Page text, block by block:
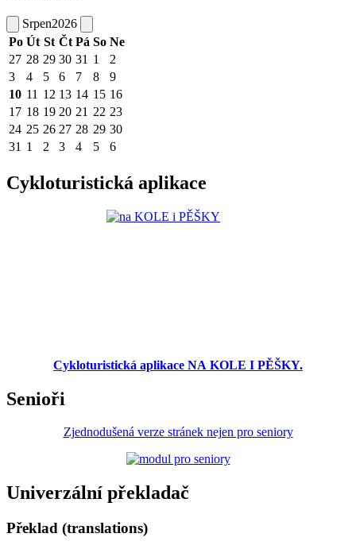
Srpen2026
Po Út St Čt Pá So Ne
27 28 29 30 31 1
2
3
4 5 6 7 8
9
10 11 12 13 14 15 16
17 18 19 20 21 22 23
24 25 26 27 28 29 30
31 1 2 3 4 5 6
Cykloturistická aplikace
Cykloturistická aplikace NA KOLE I PĚŠKY.
Senioři
Zjednodušená verze stránek nejen pro seniory
Univerzální překladač
Překlad (translations)